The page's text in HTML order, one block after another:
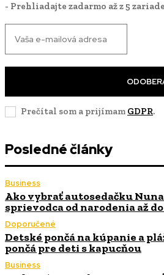
- Prehliadajte zadarmo až z 5
Prečítal som a prijímam GDPR.
Posledné články
Business
Ako vybrať autosedačku
sprievodca od narodenia až
Doporučené
Detské pončá na kúpanie a
pončá pre deti s kapucňou
Business